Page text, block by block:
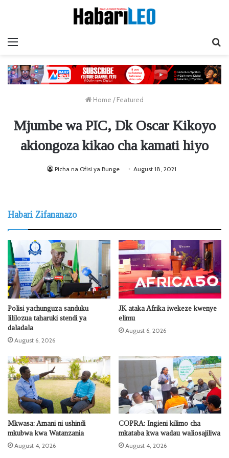
Home / Featured
Mjumbe wa PIC, Dk Oscar Kikoyo
akiongoza kikao cha kamati hiyo
Picha na Ofisi ya Bunge August 18, 2021
Habari Zifananazo
Polisi yachunguza sanduku
lililozua taharuki stendi ya
daladala
August 6, 2026
JK ataka Afrika iwekeze kwenye
elimu
August 6, 2026
Mkwasa: Amani ni ushindi
mkubwa kwa Watanzania
August 4, 2026
COPRA: Ingieni kilimo cha
mkataba kwa wadau waliosajiliwa
August 4, 2026